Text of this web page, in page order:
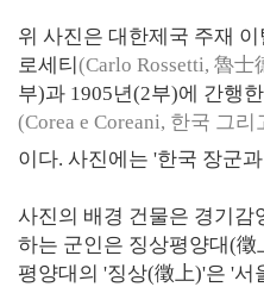
위 사진은 대한제국 주재
로세티 (Carlo Rossetti, 魯士
부)과 1905년(2부)에 간행
(Corea e Coreani, 한국 그
이다. 사진에는 '한국 장군
사진의 배경 건물은 경기감
하는 군인은 징상평양대(
평양대의 '징상(徵上)'은 '서